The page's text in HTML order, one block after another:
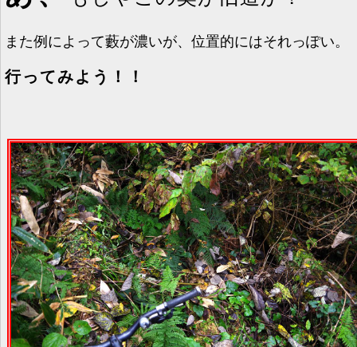
また例によって藪が濃いが、位置的にはそれっぽい。
行ってみよう！！